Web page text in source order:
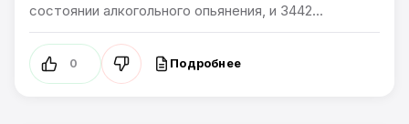
состоянии алкогольного опьянения, и 3442...
0 Подробнее